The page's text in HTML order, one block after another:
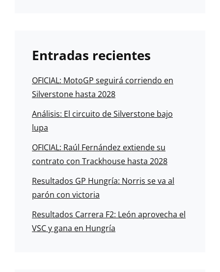
Entradas recientes
OFICIAL: MotoGP seguirá corriendo en
Silverstone hasta 2028
Análisis: El circuito de Silverstone bajo
lupa
OFICIAL: Raúl Fernández extiende su
contrato con Trackhouse hasta 2028
Resultados GP Hungría: Norris se va al
parón con victoria
Resultados Carrera F2: León aprovecha el
VSC y gana en Hungría